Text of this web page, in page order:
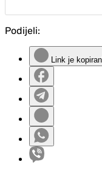
Podijeli:
Link je